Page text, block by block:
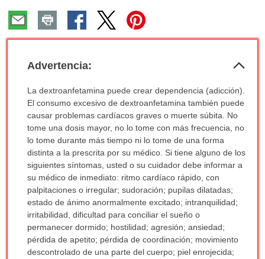
Advertencia:
Advertencia:
sido
extendido.
La dextroanfetamina puede crear dependencia (adicción).
El consumo excesivo de dextroanfetamina también puede
causar problemas cardíacos graves o muerte súbita. No
tome una dosis mayor, no lo tome con más frecuencia, no
lo tome durante más tiempo ni lo tome de una forma
distinta a la prescrita por su médico. Si tiene alguno de los
siguientes síntomas, usted o su cuidador debe informar a
su médico de inmediato: ritmo cardíaco rápido, con
palpitaciones o irregular; sudoración; pupilas dilatadas;
estado de ánimo anormalmente excitado; intranquilidad;
irritabilidad, dificultad para conciliar el sueño o
permanecer dormido; hostilidad; agresión; ansiedad;
pérdida de apetito; pérdida de coordinación; movimiento
descontrolado de una parte del cuerpo; piel enrojecida;